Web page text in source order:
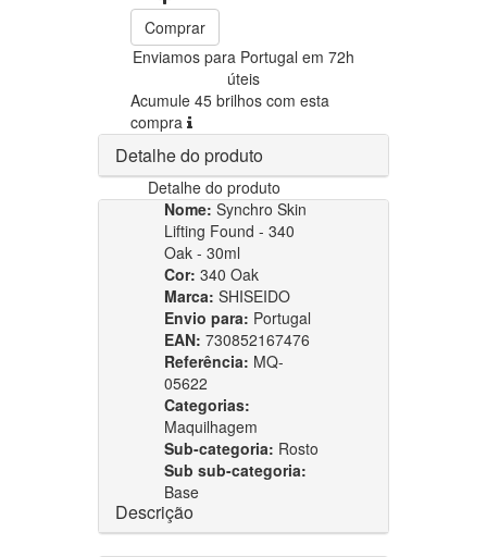
Comprar
Enviamos para Portugal em 72h
úteis
Acumule 45 brilhos com esta
compra
Detalhe do produto
Detalhe do produto
Nome: Synchro Skin
Lifting Found - 340
Oak - 30ml
Cor: 340 Oak
Marca: SHISEIDO
Envio para: Portugal
EAN: 730852167476
Referência: MQ-
05622
Categorias:
Maquilhagem
Sub-categoria: Rosto
Sub sub-categoria:
Base
Descrição